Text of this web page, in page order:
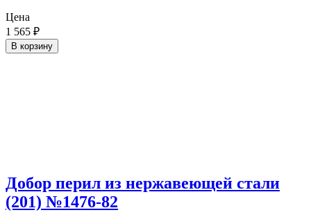
Цена
1 565 ₽
В корзину
Добор перил из нержавеющей стали
(201) №1476-82